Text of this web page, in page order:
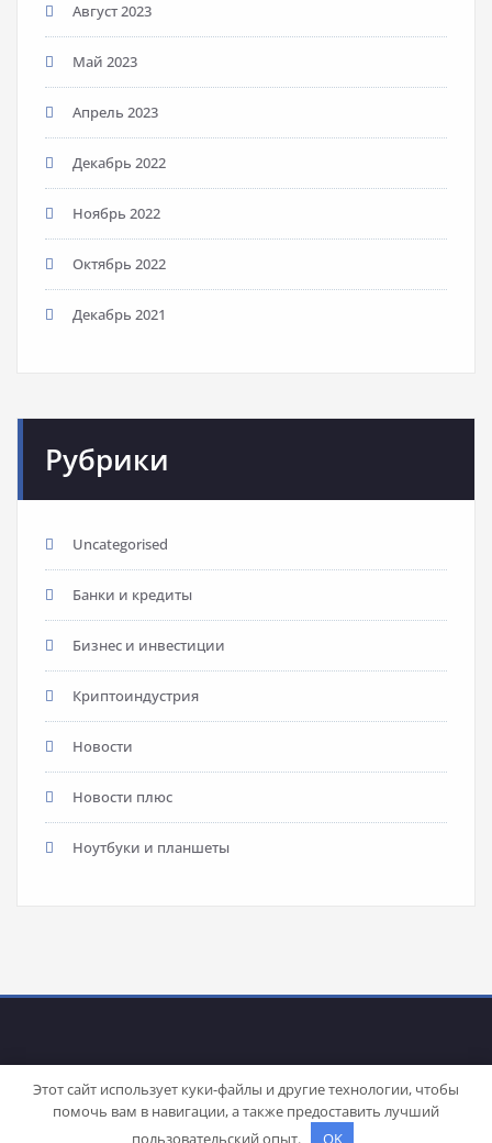
Август 2023
Май 2023
Апрель 2023
Декабрь 2022
Ноябрь 2022
Октябрь 2022
Декабрь 2021
Рубрики
Uncategorised
Банки и кредиты
Бизнес и инвестиции
Криптоиндустрия
Новости
Новости плюс
Ноутбуки и планшеты
WordPress | Theme: Stacyby SpiceThemes
Этот сайт использует куки-файлы и другие технологии, чтобы
помочь вам в навигации, а также предоставить лучший
пользовательский опыт.
OK